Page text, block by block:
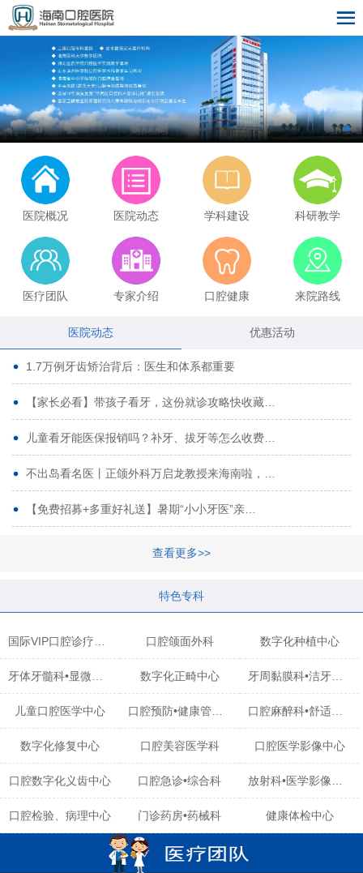
医院概况 医院动态 学科建设 科研教学
医疗团队 专家介绍 口腔健康 来院路线
医院动态 优惠活动
1.7万例牙齿矫治背后：医生和体系都重要
【家长必看】带孩子看牙，这份就诊攻略快收藏…
儿童看牙能医保报销吗？补牙、拔牙等怎么收费…
不出岛看名医丨正颌外科万启龙教授来海南啦，…
【免费招募+多重好礼送】暑期“小小牙医”亲…
查看更多>>
特色专科
口腔颌面外科 数字化种植中心
数字化正畸中心 牙周黏膜科•洁牙中心
儿童口腔医学中心 口腔麻醉科•舒适化诊疗中心
数字化修复中心 口腔美容医学科 口腔医学影像中心
口腔数字化义齿中心 口腔急诊•综合科
口腔检验、病理中心 门诊药房•药械科 健康体检中心